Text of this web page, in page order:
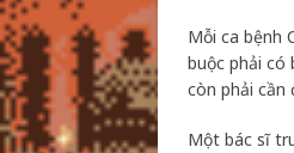
Mỗi ca bệnh
buộc phải có
còn phải cần
Một bác sĩ